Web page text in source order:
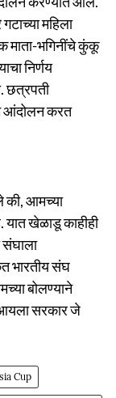
महिला
माता-भगिनींचे कुंकू
निर्णय
छत्रपती
आंदोलन करत
की, आमच्या
खेळाडू काहीही
संघाला
भारतीय संघ
बोलण्याने
सरकार जे
Cup